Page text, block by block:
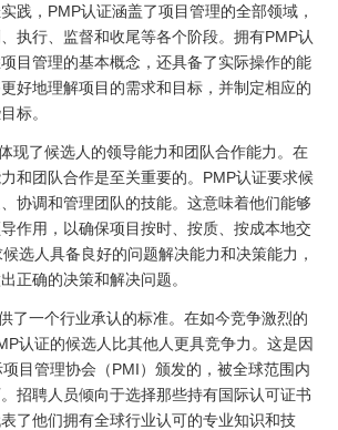
践，PMP认证涵盖了项目管理的全部领域，
执行、监督和收尾等各个阶段。拥有PMP认
目管理的基本概念，还具备了实际操作的能
好地理解项目的需求和目标，并制定相应的
标。
现了候选人的领导能力和团队合作能力。在
和团队合作是至关重要的。PMP认证要求候
协调和管理团队的技能。这意味着他们能够
作用，以确保项目按时、按质、按成本地交
选人具备良好的问题解决能力和决策能力，
正确的决策和解决问题。
了一个行业承认的标准。在如今竞争激烈的
认证的候选人比其他人更具竞争力。这是因
目管理协会（PMI）颁发的，被全球范围内
招聘人员倾向于选择那些持有国际认可证书
了他们拥有全球行业认可的专业知识和技